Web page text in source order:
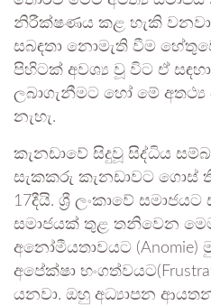
නිරීක්ෂණය කළ හැකි වනවා.
සබඳතා නොමැති වීම
පිහිටක් අවශ්‍ය වූ විට ඒ
ලබාගැනීමට හෝ මේ
නැහැ.
කැනඩාවේ සිදුවූ සිද්ධිය
සැකකරු කැනඩාවට ගොස්
17දීයි. ශ්‍රී ලංකාවේ
සමාජයක් තුළ තනිවෙන
අනෝමීයතාවයට
අපේක්ෂා
යනවා. ඔහු අධ්‍යාපන